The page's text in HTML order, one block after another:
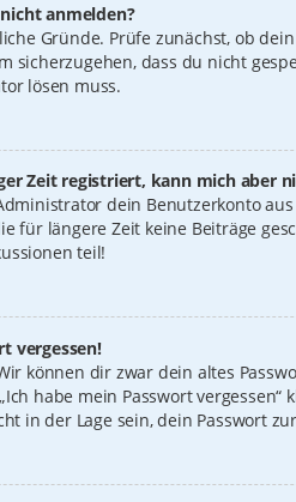
anmelden?
Gründe. Prüfe zunächst, ob
sicherzugehen, dass du nicht
lösen muss.
Zeit registriert, kann mich aber
dein Benutzerkonto
für längere Zeit keine Beiträge
teil!
vergessen!
können dir zwar dein altes
habe mein Passwort
in der Lage sein, dein Passwort